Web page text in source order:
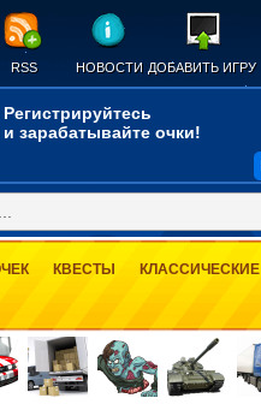
RSS НОВОСТИ ДОБАВИТЬ ИГРУ
Регистрируйтесь
и зарабатывайте очки!
КВЕСТЫ КЛАССИЧЕСКИЕ